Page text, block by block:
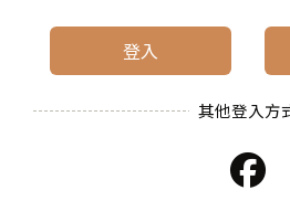
登入